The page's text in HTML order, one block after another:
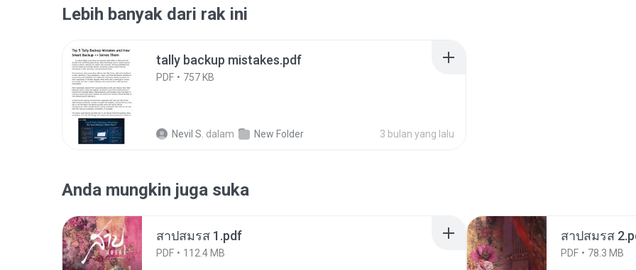
Lebih banyak dari rak ini
tally backup mistakes.pdf
PDF 757 KB
Nevil S. dalam New Folder 3 bulan yang lalu
Anda mungkin juga suka
สาปสมรส 1.pdf
PDF 112.4 MB
สาปสมรส
PDF 78.3 MB